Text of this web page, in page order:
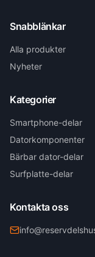
Snabblänkar
Alla produkter
Nyheter
Kategorier
Smartphone-delar
Datorkomponenter
Bärbar dator-delar
Surfplatte-delar
Kontakta oss